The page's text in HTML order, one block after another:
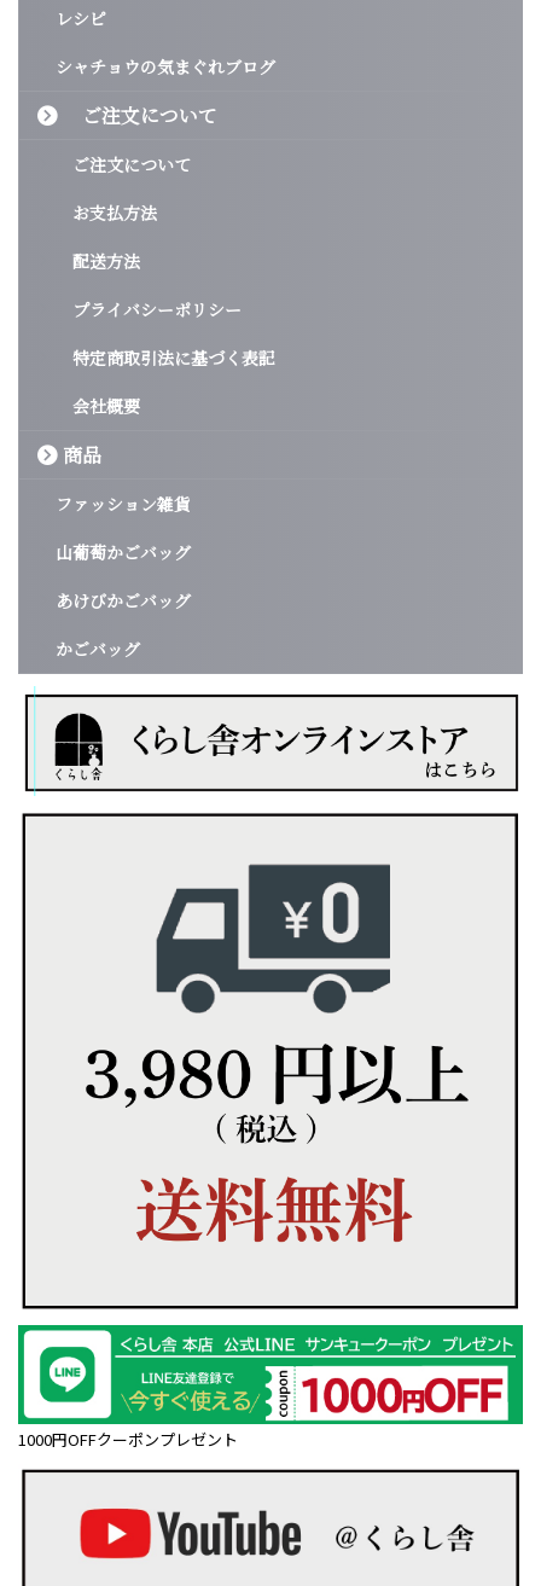
レシピ
シャチョウの気まぐれブログ
ご注文について
ご注文について
お支払方法
配送方法
プライバシーポリシー
特定商取引法に基づく表記
会社概要
商品
ファッション雑貨
山葡萄かごバッグ
あけびかごバッグ
かごバッグ
1000円OFFクーポンプレゼント